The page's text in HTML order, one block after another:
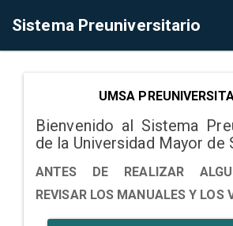
Sistema Preuniversitario
UMSA
Bienvenido al Sistema
de la Universidad Mayor de
ANTES DE REALIZAR
REVISAR LOS MANUALES Y LOS